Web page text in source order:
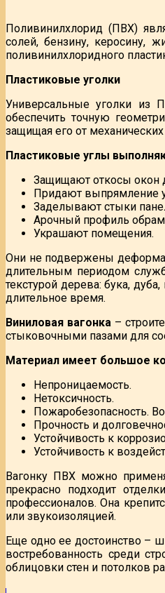
Поливинилхлорид (ПВХ)
солей, бензину, керосину,
поливинилхлоридного
Пластиковые уголки
Универсальные уголки из
обеспечить точную
защищая его от
Пластиковые углы
Защищают откосы окон
Придают выпрямление
Заделывают стыки
Арочный профиль
Украшают помещения.
Они не подвержены
длительным периодом
текстурой дерева: бука,
длительное время.
Виниловая вагонка –
стыковочными пазами для
Материал имеет большое
Непроницаемость.
Нетоксичность.
Пожаробезопасность.
Прочность и
Устойчивость к
Устойчивость к
Вагонку ПВХ можно
прекрасно подходит
профессионалов. Она
или звукоизоляцией.
Еще одно ее достоинство –
востребованность среди
облицовки стен и потолков